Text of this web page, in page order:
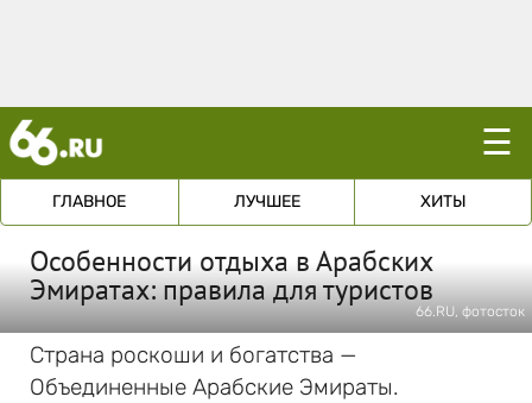
☰
ГЛАВНОЕ ЛУЧШЕЕ ХИТЫ
Особенности отдыха в Арабских
Эмиратах: правила для туристов
66.RU, фотосток
Страна роскоши и богатства —
Объединенные Арабские Эмираты.